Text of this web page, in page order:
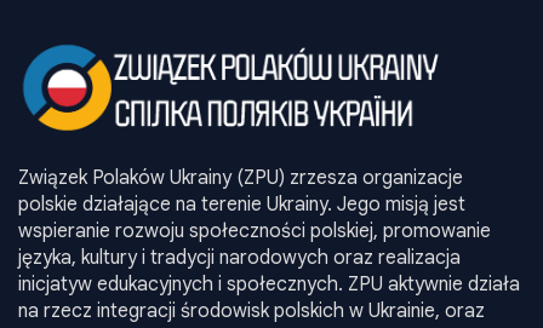
Związek Polaków Ukrainy (ZPU) zrzesza organizacje
polskie działające na terenie Ukrainy. Jego misją jest
wspieranie rozwoju społeczności polskiej, promowanie
języka, kultury i tradycji narodowych oraz realizacja
inicjatyw edukacyjnych i społecznych. ZPU aktywnie działa
na rzecz integracji środowisk polskich w Ukrainie, oraz